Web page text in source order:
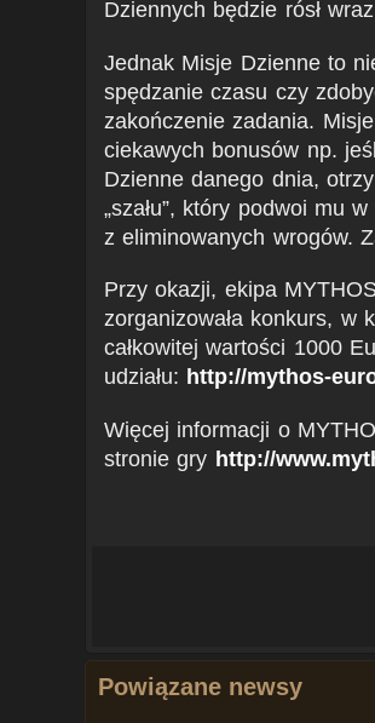
Dziennych będzie rósł
Jednak Misje Dzienne to
spędzanie czasu czy
zakończenie zadania.
ciekawych bonusów np.
Dzienne danego dnia,
„szału”, który podwoi mu
z eliminowanych wrogów.
Przy okazji, ekipa
zorganizowała konkurs, w
całkowitej wartości 1000
udziału: http://mythos-
Więcej informacji o
stronie gry http://
Powiązane newsy